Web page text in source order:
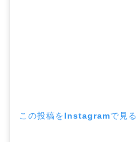
この投稿をInstagramで見る